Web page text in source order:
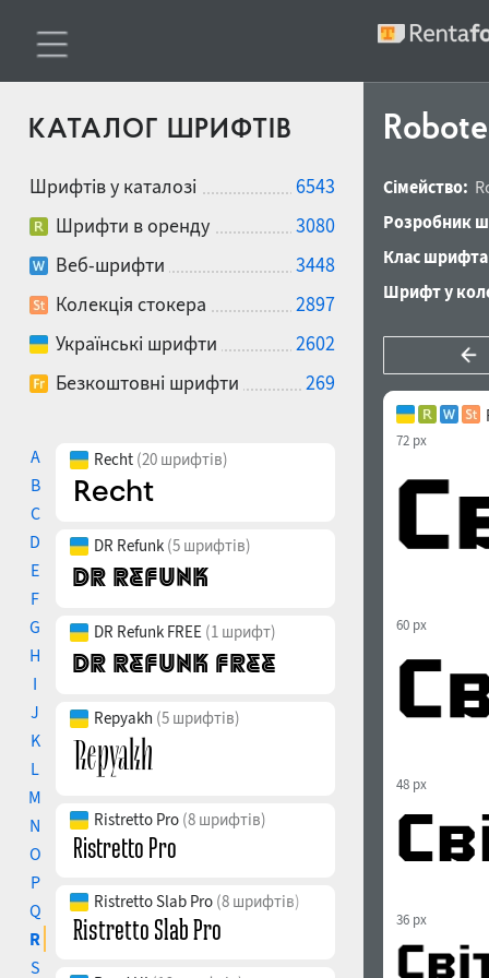
КАТАЛОГ ШРИФТІВ
Шрифтів у каталозі
6543
Шрифти в оренду
3080
Веб-шрифти
3448
Колекція стокера
2897
Українські шрифти
2602
Безкоштовні шрифти
269
A
B
C
D
E
F
G
H
I
J
K
L
M
N
O
P
Q
R
S
Recht (20 шрифтів)
DR Refunk (5 шрифтів)
DR Refunk FREE (1 шрифт)
Repyakh (5 шрифтів)
Ristretto Pro (8 шрифтів)
Ristretto Slab Pro (8 шрифтів)
Сімейство:
Розробник
Клас
Шрифт у
72 px
60 px
48 px
36 px